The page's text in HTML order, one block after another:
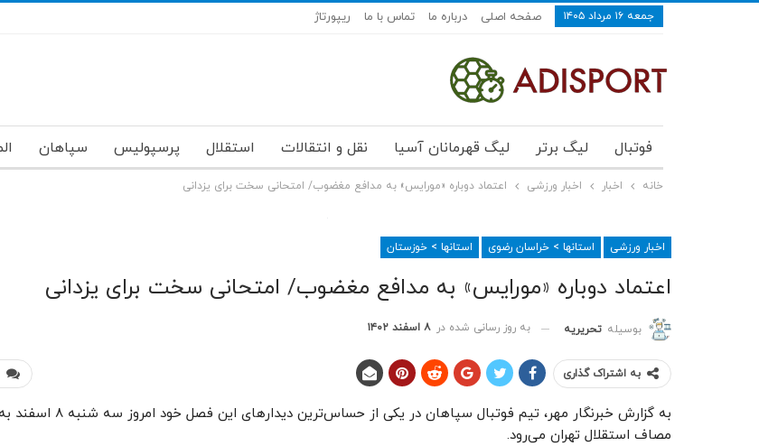
جمعه ۱۶ مرداد ۱۴۰۵ صفحه اصلی درباره ما تماس با ما ریپورتاژ
فوتبال لیگ برتر لیگ قهرمانان آسیا نقل و انتقالات استقلال پرسپولیس سپاهان
خانه اخبار اخبار ورزشی اعتماد دوباره «مورایس» به مدافع مغضوب/ امتحانی سخت برای یزدانی
اخبار ورزشی استانها > خراسان رضوی استانها > خوزستان
اعتماد دوباره «مورایس» به مدافع مغضوب/ امتحانی سخت برای یزدانی
بوسیله تحریریه به روز رسانی شده در ۸ اسفند ۱۴۰۲
به اشتراک گذاری
به گزارش خبرنگار مهر، تیم فوتبال سپاهان در یکی از حساس‌ترین دیدارهای این فصل خود امروز سه شنبه ۸ اسفند به
مصاف استقلال تهران می‌رود.